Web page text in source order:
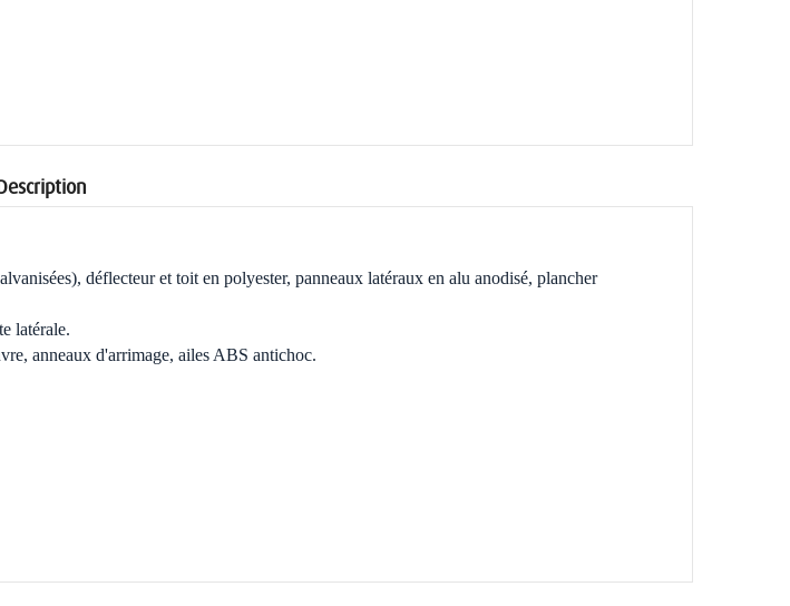
déflecteur et toit en polyester, panneaux latéraux en alu anodisé, plancher
latérale.
anneaux d'arrimage, ailes ABS antichoc.